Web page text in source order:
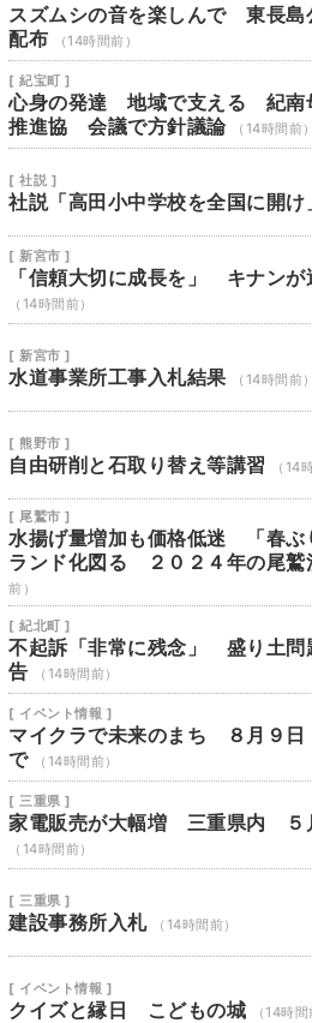
スズムシの音を楽しんで 東長
配布
（14時間前）
[ 紀宝町 ]
心身の発達 地域で支える 紀南
推進協 会議で方針議論
（14時間前）
[ 社説 ]
社説「高田小中学校を全国に開け
[ 新宮市 ]
「信頼大切に成長を」 キナンが
（14時間前）
[ 新宮市 ]
水道事業所工事入札結果 （14時間前）
[ 熊野市 ]
自由研削と石取り替え等講習 （14
[ 尾鷲市 ]
水揚げ量増加も価格低迷 「春ぶ
ランド化図る ２０２４年の尾鷲
前）
[ 紀北町 ]
不起訴「非常に残念」 盛り土
告
（14時間前）
[ イベント情報 ]
マイクラで未来のまち ８月９
で
（14時間前）
[ 三重県 ]
家電販売が大幅増 三重県内 ５
（14時間前）
[ 三重県 ]
建設事務所入札 （14時間前）
[ イベント情報 ]
クイズと縁日 こどもの城 （14時間